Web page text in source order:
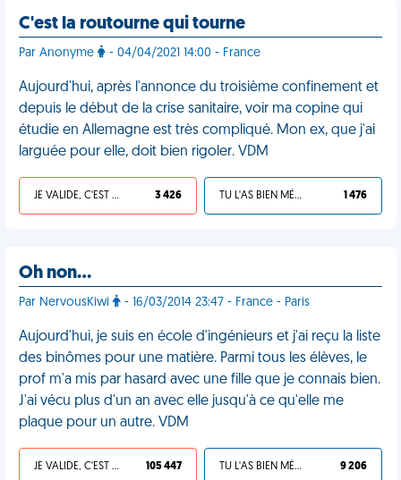
C'est la routourne qui tourne
Par Anonyme - 04/04/2021 14:00 - France
Aujourd'hui, après l'annonce du troisième confinement et
depuis le début de la crise sanitaire, voir ma copine qui
étudie en Allemagne est très compliqué. Mon ex, que j'ai
larguée pour elle, doit bien rigoler. VDM
JE VALIDE, C'EST UNE VDM 3 426 TU L'AS BIEN MÉRITÉ 1 476
Oh non…
Par NervousKiwi - 16/03/2014 23:47 - France - Paris
Aujourd'hui, je suis en école d'ingénieurs et j'ai reçu la liste
des binômes pour une matière. Parmi tous les élèves, le
prof m'a mis par hasard avec une fille que je connais bien.
J'ai vécu plus d'un an avec elle jusqu'à ce qu'elle me
plaque pour un autre. VDM
JE VALIDE, C'EST UNE VDM 105 447 TU L'AS BIEN MÉRITÉ 9 206